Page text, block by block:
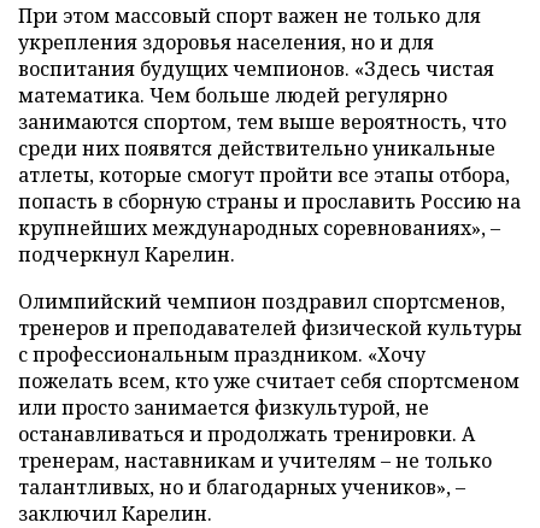
При этом массовый спорт важен не только для
укрепления здоровья населения, но и для
воспитания будущих чемпионов. «Здесь чистая
математика. Чем больше людей регулярно
занимаются спортом, тем выше вероятность, что
среди них появятся действительно уникальные
атлеты, которые смогут пройти все этапы отбора,
попасть в сборную страны и прославить Россию на
крупнейших международных соревнованиях», –
подчеркнул Карелин.
Олимпийский чемпион поздравил спортсменов,
тренеров и преподавателей физической культуры
с профессиональным праздником. «Хочу
пожелать всем, кто уже считает себя спортсменом
или просто занимается физкультурой, не
останавливаться и продолжать тренировки. А
тренерам, наставникам и учителям – не только
талантливых, но и благодарных учеников», –
заключил Карелин.